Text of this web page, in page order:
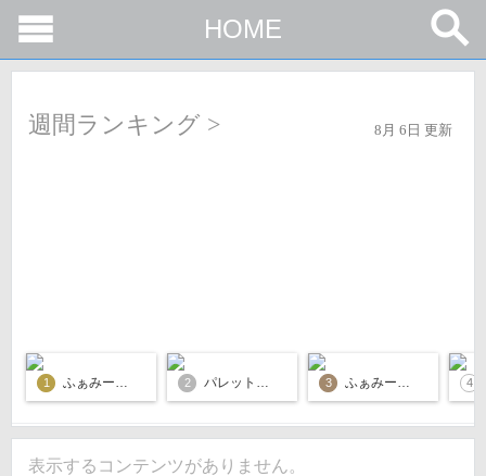
HOME
週間ランキング > 8月 6日 更新
1 ふぁみーる No.1243 2 パレット北京都版 No.111 3 ふぁみーる No.1242 4
表示するコンテンツがありません。